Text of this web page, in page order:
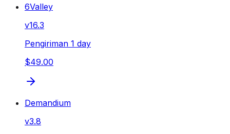
6Valley
v16.3
Pengiriman 1 day
$49.00
Demandium
v3.8